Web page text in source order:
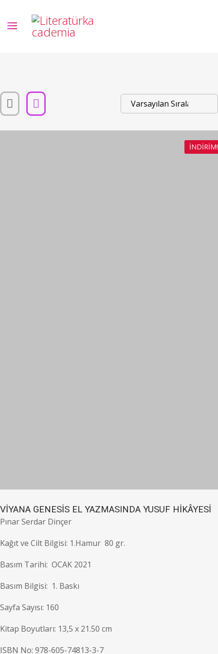
İNDIRIM!
VİYANA GENESİS EL YAZMASINDA YUSUF HİKÂYESİ
Pınar Serdar Dinçer
Kağıt ve Cilt Bilgisi: 1.Hamur 80 gr.
Basım Tarihi: OCAK 2021
Basım Bilgisi: 1. Baskı
Sayfa Sayısı: 160
Kitap Boyutları: 13,5 x 21.50 cm
ISBN No: 978-605-74813-3-7